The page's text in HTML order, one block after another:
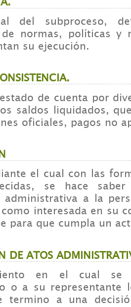
del subproceso,
normas, políticas y
su ejecución.
de cuenta por
saldos liquidados,
oficiales, pagos no
el cual con las
se hace
administrativa a la
interesada en su
para que cumpla un
DE ATOS
en el cual
o a su representante
termino a una